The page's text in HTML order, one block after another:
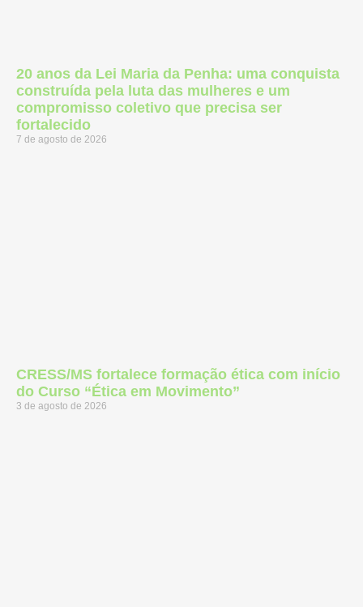
20 anos da Lei Maria da Penha: uma conquista
construída pela luta das mulheres e um
compromisso coletivo que precisa ser
fortalecido
7 de agosto de 2026
CRESS/MS fortalece formação ética com início
do Curso “Ética em Movimento”
3 de agosto de 2026